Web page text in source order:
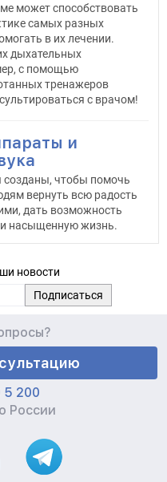
может способствовать
самых разных
в их лечении.
дыхательных
с помощью
тренажеров
с врачом!
и
чтобы помочь
вернуть всю радость
дать возможность
насыщенную жизнь.
новости
5 200
России